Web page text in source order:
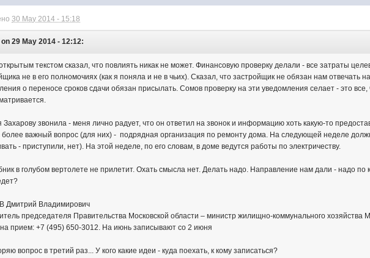
30 May 2014 - 15:18
on 29 May 2014 - 12:12:
текстом сказал, что повлиять никак не может. Финансовую проверку делали - все затраты
не в его полномочиях (как я поняла и не в чьих). Сказал, что застройщик не обязан нам отвечать
о переносе сроков сдачи обязан присылать. Сомов проверку на эти уведомления селает - это
звонила - меня лично радует, что он ответил на звонок и информацию хоть какую-то
важный вопрос (для них) - подрядная организация по ремонту дома. На следующей неделе
- приступили, нет). На этой неделе, по его словам, в доме ведутся работы по электричеству.
в голубом вертолете не прилетит. Охать смысла нет. Делать надо. Направление нам дали - надо по
Дмитрий Владимирович
председателя Правительства Московской области – министр жилищно-коммунального хозяйства
на прием: +7 (495) 650-3012. На июнь записывают со 2 июня
вопрос в третий раз... У кого какие идеи - куда поехать, к кому записаться?